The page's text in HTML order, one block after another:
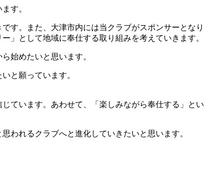
す。
す。また、大津市内には当クラブがスポンサーとなり
」として地域に奉仕する取り組みを考えていきます。
始めたいと思います。
と願っています。
ています。あわせて、「楽しみながら奉仕する」とい
われるクラブへと進化していきたいと思います。